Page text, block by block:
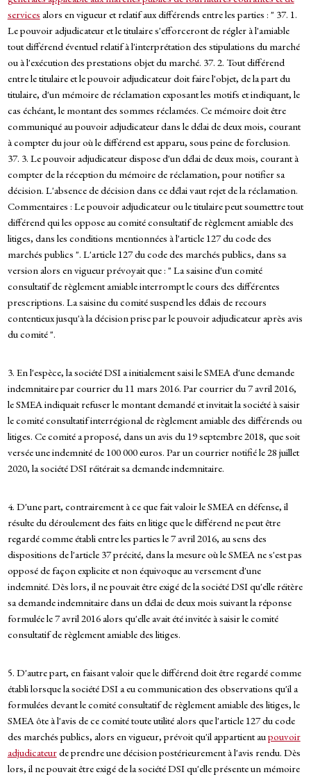
services alors en vigueur et relatif aux différends entre les parties : " 37. 1.
Le pouvoir adjudicateur et le titulaire s'efforceront de régler à l'amiable
tout différend éventuel relatif à l'interprétation des stipulations du marché
ou à l'exécution des prestations objet du marché. 37. 2. Tout différend
entre le titulaire et le pouvoir adjudicateur doit faire l'objet, de la part du
titulaire, d'un mémoire de réclamation exposant les motifs et indiquant, le
cas échéant, le montant des sommes réclamées. Ce mémoire doit être
communiqué au pouvoir adjudicateur dans le délai de deux mois, courant
à compter du jour où le différend est apparu, sous peine de forclusion.
37. 3. Le pouvoir adjudicateur dispose d'un délai de deux mois, courant à
compter de la réception du mémoire de réclamation, pour notifier sa
décision. L'absence de décision dans ce délai vaut rejet de la réclamation.
Commentaires : Le pouvoir adjudicateur ou le titulaire peut soumettre tout
différend qui les oppose au comité consultatif de règlement amiable des
litiges, dans les conditions mentionnées à l'article 127 du code des
marchés publics ". L'article 127 du code des marchés publics, dans sa
version alors en vigueur prévoyait que : " La saisine d'un comité
consultatif de règlement amiable interrompt le cours des différentes
prescriptions. La saisine du comité suspend les délais de recours
contentieux jusqu'à la décision prise par le pouvoir adjudicateur après avis
du comité ".
3. En l'espèce, la société DSI a initialement saisi le SMEA d'une demande
indemnitaire par courrier du 11 mars 2016. Par courrier du 7 avril 2016,
le SMEA indiquait refuser le montant demandé et invitait la société à saisir
le comité consultatif interrégional de règlement amiable des différends ou
litiges. Ce comité a proposé, dans un avis du 19 septembre 2018, que soit
versée une indemnité de 100 000 euros. Par un courrier notifié le 28 juillet
2020, la société DSI réitérait sa demande indemnitaire.
4. D'une part, contrairement à ce que fait valoir le SMEA en défense, il
résulte du déroulement des faits en litige que le différend ne peut être
regardé comme établi entre les parties le 7 avril 2016, au sens des
dispositions de l'article 37 précité, dans la mesure où le SMEA ne s'est pas
opposé de façon explicite et non équivoque au versement d'une
indemnité. Dès lors, il ne pouvait être exigé de la société DSI qu'elle réitère
sa demande indemnitaire dans un délai de deux mois suivant la réponse
formulée le 7 avril 2016 alors qu'elle avait été invitée à saisir le comité
consultatif de règlement amiable des litiges.
5. D'autre part, en faisant valoir que le différend doit être regardé comme
établi lorsque la société DSI a eu communication des observations qu'il a
formulées devant le comité consultatif de règlement amiable des litiges, le
SMEA ôte à l'avis de ce comité toute utilité alors que l'article 127 du code
des marchés publics, alors en vigueur, prévoit qu'il appartient aupouvoir
adjudicateurde prendre une décision postérieurement à l'avis rendu. Dès
lors, il ne pouvait être exigé de la société DSI qu'elle présente un mémoire